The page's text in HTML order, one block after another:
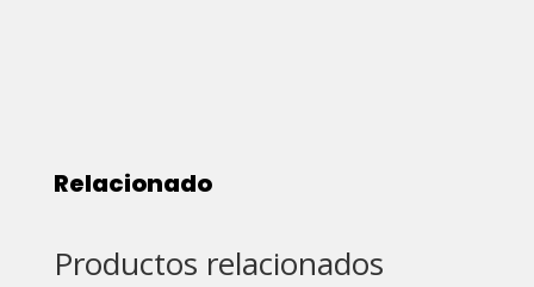
Relacionado
Productos relacionados